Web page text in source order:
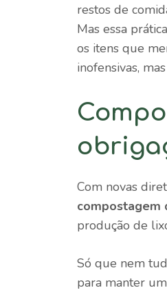
restos de
Mas essa
os itens que
inofensivas,
Com novas
compostagem
produção de
Só que nem
para manter